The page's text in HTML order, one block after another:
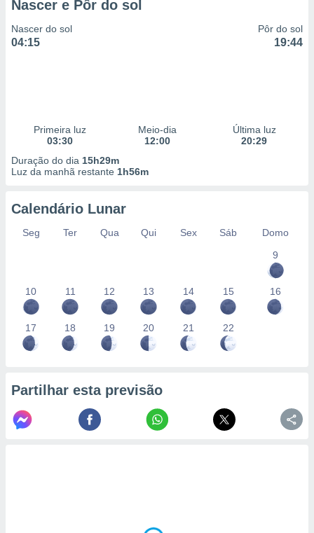
Nascer e Pôr do sol
Nascer do sol
04:15
Pôr do sol
19:44
Primeira luz
03:30
Meio-dia
12:00
Última luz
20:29
Duração do dia 15h29m
Luz da manhã restante 1h56m
Calendário Lunar
Seg Ter Qua Qui Sex Sáb
Domo
9
10 11 12 13 14 15 16
17 18 19 20 21 22
Partilhar esta previsão